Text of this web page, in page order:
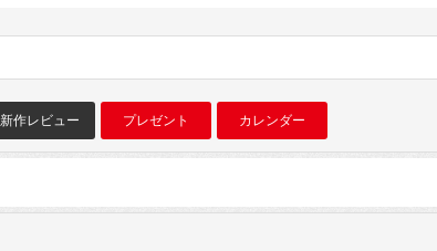
新作レビュー プレゼント カレンダー